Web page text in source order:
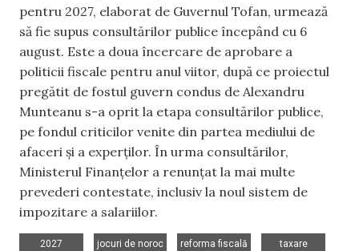
pentru 2027, elaborat de Guvernul Tofan, urmează
să fie supus consultărilor publice începând cu 6
august. Este a doua încercare de aprobare a
politicii fiscale pentru anul viitor, după ce proiectul
pregătit de fostul guvern condus de Alexandru
Munteanu s-a oprit la etapa consultărilor publice,
pe fondul criticilor venite din partea mediului de
afaceri și a experților. În urma consultărilor,
Ministerul Finanțelor a renunțat la mai multe
prevederi contestate, inclusiv la noul sistem de
impozitare a salariilor.
2027
jocuri de noroc
reforma fiscală
taxare